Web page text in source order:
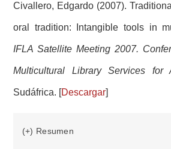
Civallero, Edgardo (2007).
oral tradition: Intangible tools in
IFLA Satellite Meeting 2007.
Multicultural Library Services for
Sudáfrica. [Descargar]
(+) Resumen